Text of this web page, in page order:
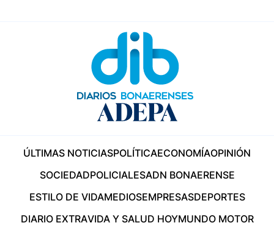
ÚLTIMAS NOTICIASPOLÍTICAECONOMÍAOPINIÓN
SOCIEDADPOLICIALESADN BONAERENSE
ESTILO DE VIDAMEDIOSEMPRESASDEPORTES
DIARIO EXTRAVIDA Y SALUD HOYMUNDO MOTOR